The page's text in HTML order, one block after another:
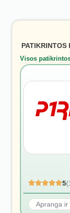
PATIKRINTOS
Visos
5
Apranga ir